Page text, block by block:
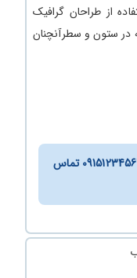
از طراحان گرافیک
در ستون و سطرآنچنان
برای اطلاع از شرایط خرید با شماره 09151234567 تماس